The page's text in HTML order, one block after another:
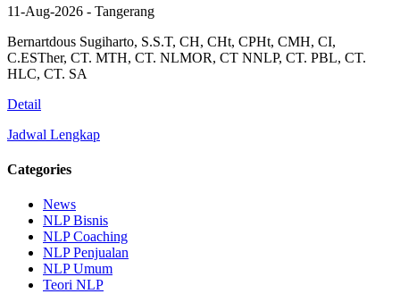
11-Aug-2026 - Tangerang
Bernartdous Sugiharto, S.S.T, CH, CHt, CPHt, CMH, CI,
C.ESTher, CT. MTH, CT. NLMOR, CT NNLP, CT. PBL, CT.
HLC, CT. SA
Detail
Jadwal Lengkap
Categories
News
NLP Bisnis
NLP Coaching
NLP Penjualan
NLP Umum
Teori NLP